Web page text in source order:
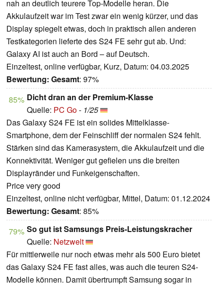
nah an deutlich teurere Top-Modelle heran. Die
Akkulaufzeit war im Test zwar ein wenig kürzer, und das
Display spiegelt etwas, doch in praktisch allen anderen
Testkategorien lieferte des S24 FE sehr gut ab. Und:
Galaxy AI ist auch an Bord – auf Deutsch.
Einzeltest, online verfügbar, Kurz, Datum: 04.03.2025
Bewertung: Gesamt: 97%
85% Dicht dran an der Premium-Klasse
Quelle: PC Go- 1/25
Das Galaxy S24 FE ist ein solides Mittelklasse-
Smartphone, dem der Feinschliff der normalen S24 fehlt.
Stärken sind das Kamerasystem, die Akkulaufzeit und die
Konnektivität. Weniger gut gefielen uns die breiten
Displayränder und Funkeigenschaften.
Price very good
Einzeltest, online nicht verfügbar, Mittel, Datum: 01.12.2024
Bewertung: Gesamt: 85%
79% So gut ist Samsungs Preis-Leistungskracher
Quelle: Netzwelt
Für mittlerweile nur noch etwas mehr als 500 Euro bietet
das Galaxy S24 FE fast alles, was auch die teuren S24-
Modelle können. Damit übertrumpft Samsung sogar in